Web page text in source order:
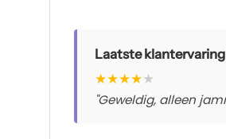
Laatste
★★★★★
"Geweldig, alleen